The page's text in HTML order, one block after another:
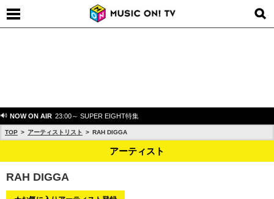
NOW ON AIR 23:00～ SUPER EIGHT特集
TOP アーティストリスト RAH DIGGA
アーティスト
RAH DIGGA